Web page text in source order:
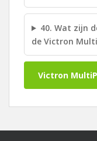
40. Wat zijn
de Victron
Victron